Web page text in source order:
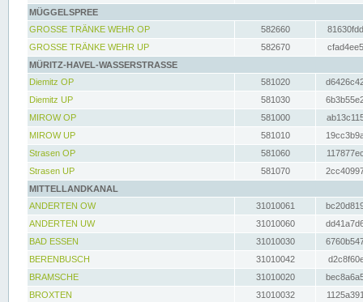
MÜGGELSPREE
GROSSE TRÄNKE WEHR OP
582660
GROSSE TRÄNKE WEHR UP
582670
MÜRITZ-HAVEL-WASSERSTRASSE
Diemitz OP
581020
Diemitz UP
581030
MIROW OP
581000
MIROW UP
581010
Strasen OP
581060
Strasen UP
581070
MITTELLANDKANAL
ANDERTEN OW
31010061
ANDERTEN UW
31010060
BAD ESSEN
31010030
BERENBUSCH
31010042
BRAMSCHE
31010020
BROXTEN
31010032